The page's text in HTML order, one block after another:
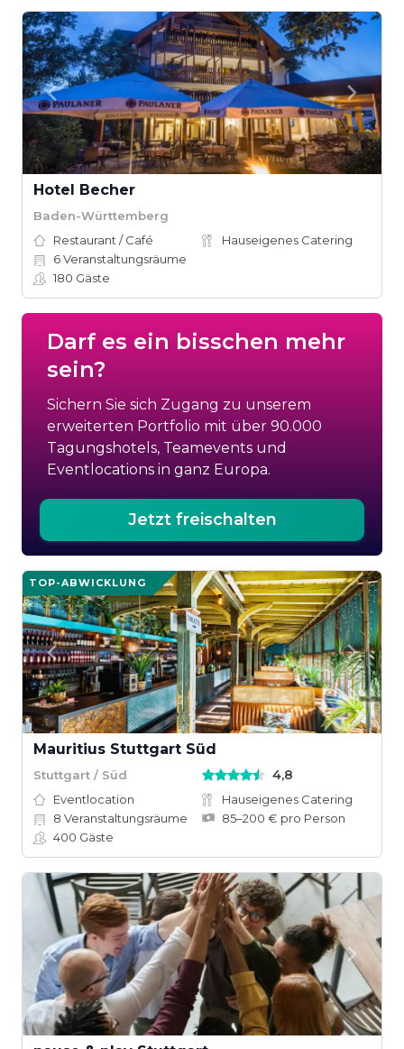
Hotel Becher
Baden-Württemberg
Restaurant / Café
Hauseigenes Catering
6Veranstaltungsräume
180 Gäste
Darf es ein bisschen mehr
sein?
Sichern Sie sich Zugang zu unserem
erweiterten Portfolio mit über 90.000
Tagungshotels, Teamevents und
Eventlocations in ganz Europa.
Jetzt freischalten
TOP-ABWICKLUNG
Mauritius Stuttgart Süd
Stuttgart / Süd 4,8
Eventlocation
Hauseigenes Catering
8 Veranstaltungsräume
85–200 € pro Person
400 Gäste